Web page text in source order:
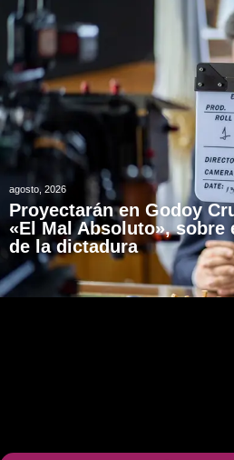
agosto, 2026
Proyectarán en Godoy
«El Mal Absoluto»,
de la dictadura